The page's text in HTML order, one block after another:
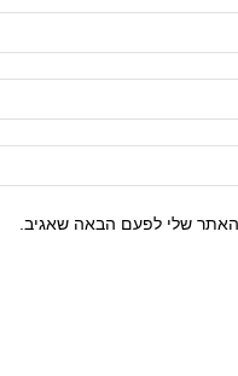
שלי לפעם הבאה שאגיב.